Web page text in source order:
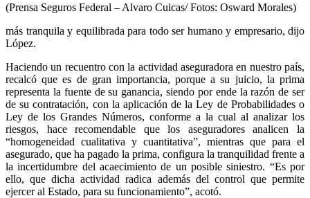
(Prensa Seguros Federal – Alvaro Cuicas/ Fotos: Osward Morales)
más tranquila y equilibrada para todo ser humano y empresario, dijo
López.
Haciendo un recuentro con la actividad aseguradora en nuestro país,
recalcó que es de gran importancia, porque a su juicio, la prima
representa la fuente de su ganancia, siendo por ende la razón de ser
de su contratación, con la aplicación de la Ley de Probabilidades o
Ley de los Grandes Números, conforme a la cual al analizar los
riesgos, hace recomendable que los aseguradores analicen la
“homogeneidad cualitativa y cuantitativa”, mientras que para el
asegurado, que ha pagado la prima, configura la tranquilidad frente a
la incertidumbre del acaecimiento de un posible siniestro. “Es por
ello, que dicha actividad radica además del control que permite
ejercer al Estado, para su funcionamiento”, acotó.